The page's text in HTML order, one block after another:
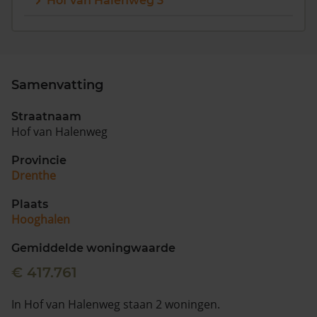
Maandag t/m vrijdag - 08:00 -18:00
Samenvatting
Straatnaam
Hof van Halenweg
Provincie
Drenthe
Plaats
Hooghalen
Gemiddelde woningwaarde
€ 417.761
In Hof van Halenweg staan 2 woningen.